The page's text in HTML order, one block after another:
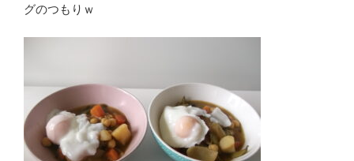
グのつもりｗ